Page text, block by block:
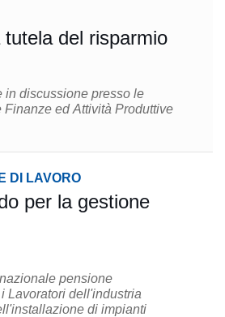
tutela del risparmio
in discussione presso le
ed Attività Produttive
DI LAVORO
per la gestione
pensione
Lavoratori dell'industria
di impianti